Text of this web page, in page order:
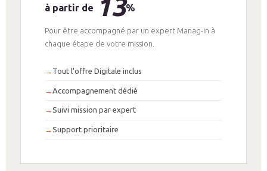
à partir de 13%
Pour être accompagné par un expert Manag-in à
chaque étape de votre mission.
Tout l'offre Digitale inclus
Accompagnement dédié
Suivi mission par expert
Support prioritaire